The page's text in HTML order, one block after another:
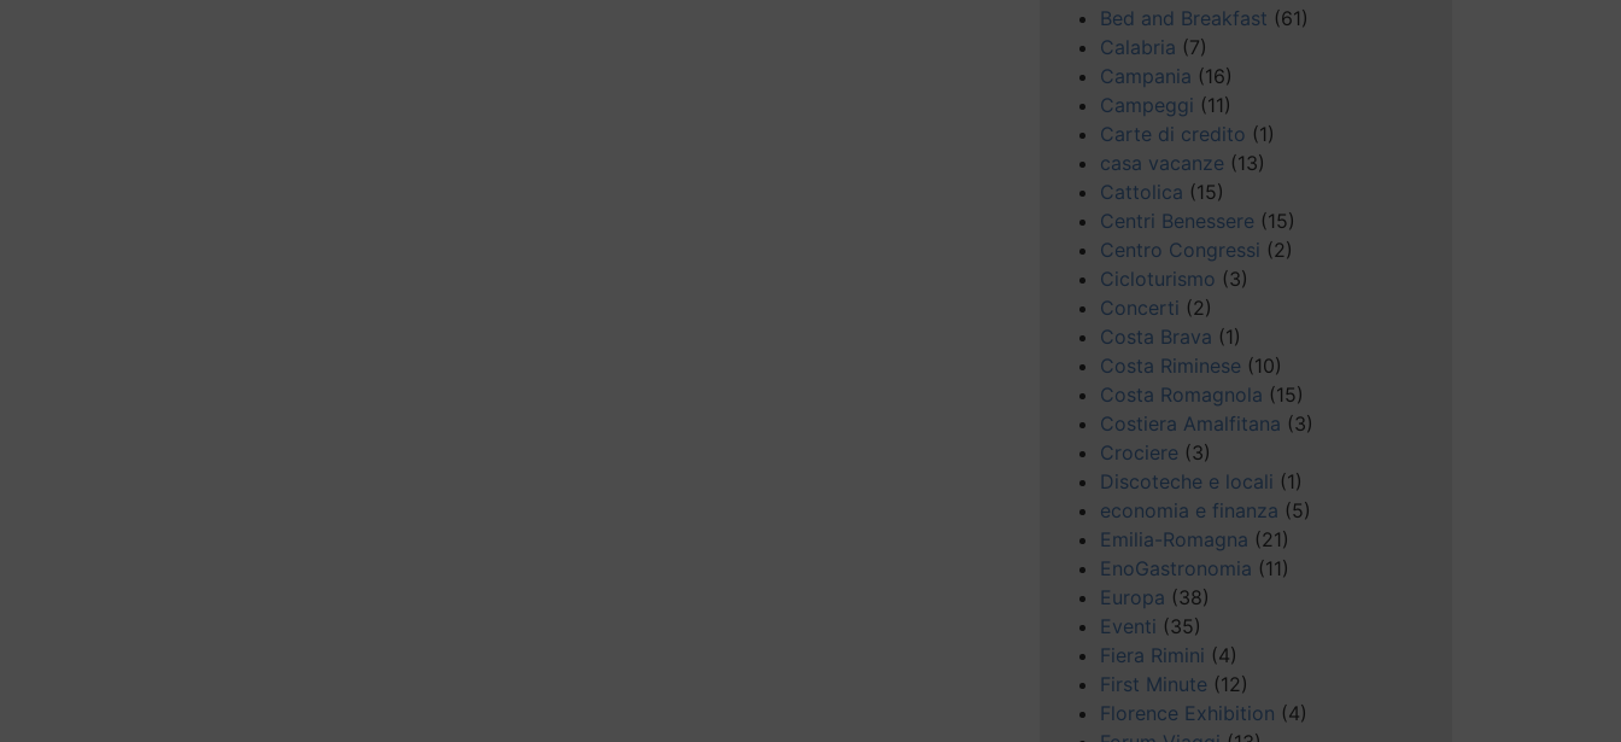
Bed and Breakfast (61)
Calabria (7)
Campania (16)
Campeggi (11)
Carte di credito (1)
casa vacanze (13)
Cattolica (15)
Centri Benessere (15)
Centro Congressi (2)
Cicloturismo (3)
Concerti (2)
Costa Brava (1)
Costa Riminese (10)
Costa Romagnola (15)
Costiera Amalfitana (3)
Crociere (3)
Discoteche e locali (1)
economia e finanza (5)
Emilia-Romagna (21)
EnoGastronomia (11)
Europa (38)
Eventi (35)
Fiera Rimini (4)
First Minute (12)
Florence Exhibition (4)